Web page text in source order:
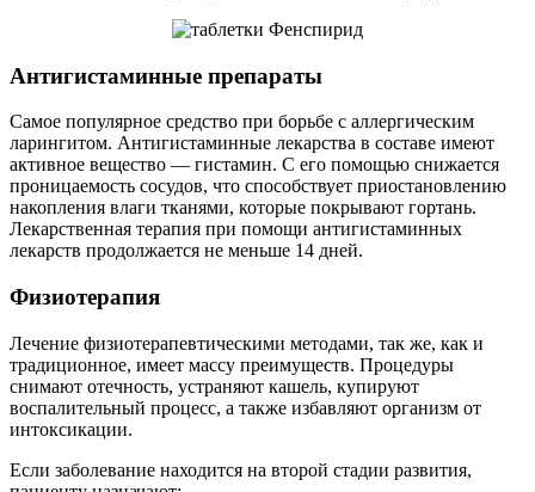
Антигистаминные препараты
Самое популярное средство при борьбе с аллергическим
ларингитом. Антигистаминные лекарства в составе имеют
активное вещество — гистамин. С его помощью снижается
проницаемость сосудов, что способствует приостановлению
накопления влаги тканями, которые покрывают гортань.
Лекарственная терапия при помощи антигистаминных
лекарств продолжается не меньше 14 дней.
Физиотерапия
Лечение физиотерапевтическими методами, так же, как и
традиционное, имеет массу преимуществ. Процедуры
снимают отечность, устраняют кашель, купируют
воспалительный процесс, а также избавляют организм от
интоксикации.
Если заболевание находится на второй стадии развития,